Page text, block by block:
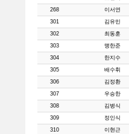
268
이서연
301
김유민
302
최동훈
303
맹한준
304
한지수
305
배수휘
306
김정환
307
우승한
308
김병식
309
정인식
310
이현근